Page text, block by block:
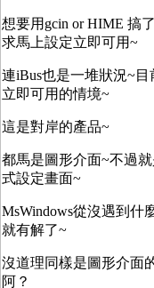
想要用gcin or HIME 搞
求馬上設定立即可用~
連iBus也是一堆狀況~
立即可用的情境~
這是對岸的產品~
都馬是圖形介面~不過
式設定畫面~
MsWindows從沒遇到什
就有解了~
沒道理同樣是圖形介面
阿？